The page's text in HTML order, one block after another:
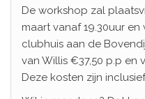
De workshop zal
maart vanaf 19.30uur
clubhuis aan de
van Willis €37,50 p.p en
Deze kosten zijn